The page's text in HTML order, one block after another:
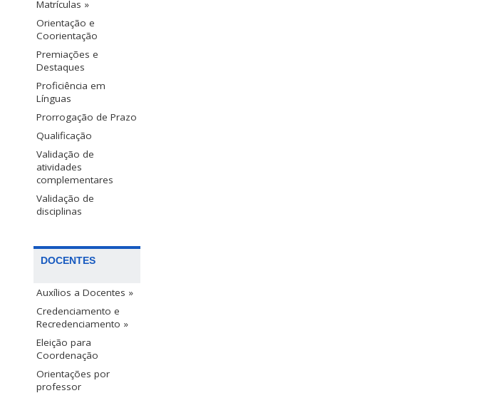
Matrículas »
Orientação e
Coorientação
Premiações e
Destaques
Proficiência em
Línguas
Prorrogação de Prazo
Qualificação
Validação de
atividades
complementares
Validação de
disciplinas
DOCENTES
Auxílios a Docentes »
Credenciamento e
Recredenciamento »
Eleição para
Coordenação
Orientações por
professor